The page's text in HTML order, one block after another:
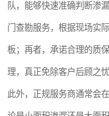
队，能够快速准确判断渗
门查勘服务，根据现场实
板；再者，承诺合理的质
理，真正免除客户后顾之忧
此外，正规服务商通常会